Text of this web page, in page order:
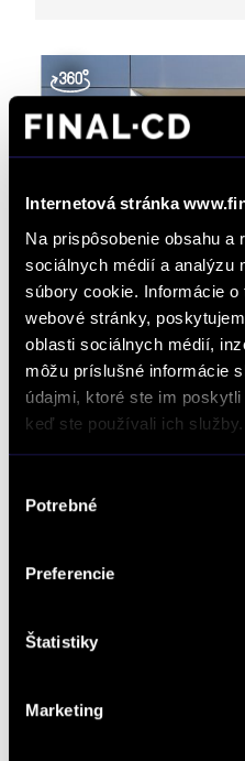
Internetová stránka
Na prispôsobenie obsahu
sociálnych médií a analýzu
súbory cookie. Informácie
webové stránky,
oblasti sociálnych médií,
môžu príslušné informácie
údajmi, ktoré ste im
keď ste používali ich služby.
súhlasu
Potrebné
Preferencie
Štatistiky
Marketing
Volvo XC90 B5 (P)
AWD 7 miest
Doživotný servis
/ 2026 / 184 kW / 250 PS / Mild
87 945 € s DPH -15%
74 390 €s DPH
Možný odpočet DPH